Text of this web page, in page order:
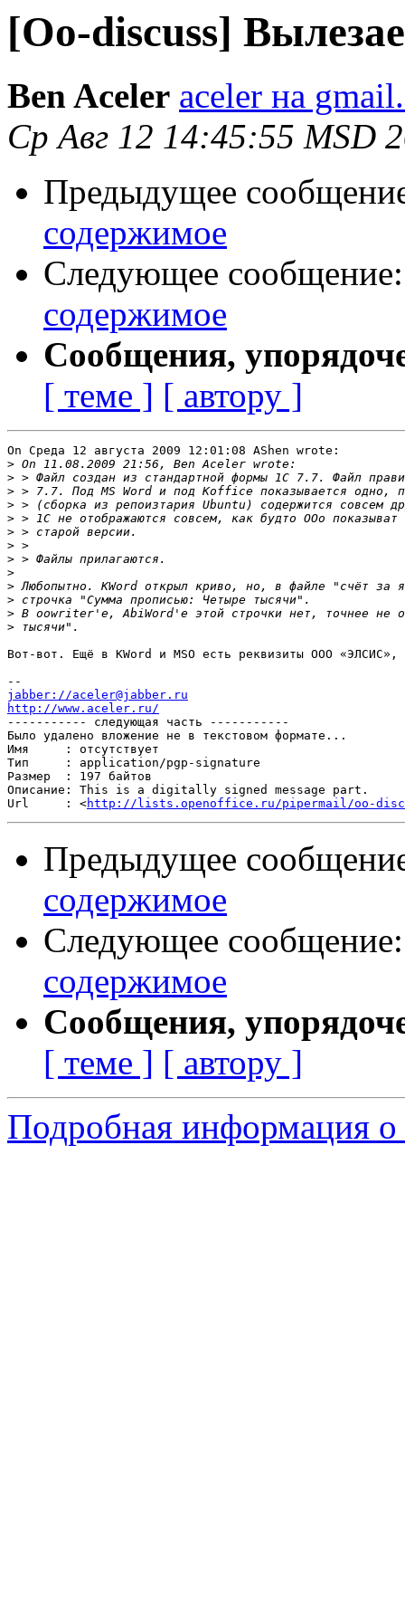
[Oo-discuss]
Ben Aceler aceler на
Ср Авг 12 14:45:55 MSD
Предыдущее
содержимое
Следующее
содержимое
Сообщения,
[ теме ] [ автору ]
On Среда 12 августа 2009 12:01:08 AShen wrote:
>
>
>
>
>
>
>
>
>
>
>
>
>
Вот-вот. Ещё в KWord и MSO есть реквизиты ООО
jabber://aceler@jabber.ru
http://www.aceler.ru/
----------- следующая часть -----------
Было удалено вложение не в текстовом формате...
Имя     : отсутствует
Тип     : application/pgp-signature
Размер  : 197 байтов
Описание: This is a digitally signed message part.
Url     : <http://lists.openoffice.ru/pipermail/oo-
Предыдущее
содержимое
Следующее
содержимое
Сообщения,
[ теме ] [ автору ]
Подробная информация о